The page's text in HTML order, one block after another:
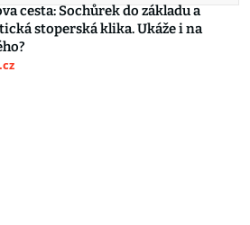
cesta: Sochůrek do základu a
stoperská klika. Ukáže i na